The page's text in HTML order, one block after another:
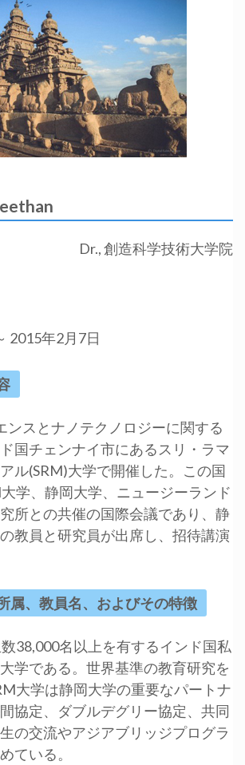
Dr., 創造科学技術大学院
2015年2月7日
ンスとナノテクノロジーに関する
国チェンナイ市にあるスリ・ラマ
ル(SRM)大学で開催した。この国
学、静岡大学、ニュージーランド
所との共催の国際会議であり、静
教員と研究員が出席し、招待講演
属、教員名、およびその特徴
38,000名以上を有するインド国私
学である。世界基準の教育研究を
大学は静岡大学の重要なパートナ
協定、ダブルデグリー協定、共同
の交流やアジアブリッジプログラ
ている。